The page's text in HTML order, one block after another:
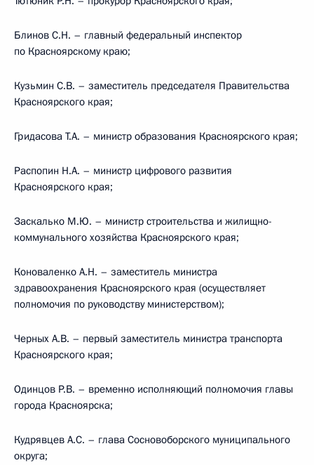
Блинов С.Н. – главный федеральный инспектор
по Красноярскому краю;
Кузьмин С.В. – заместитель председателя Правительства
Красноярского края;
Гридасова Т.А. – министр образования Красноярского края;
Распопин Н.А. – министр цифрового развития
Красноярского края;
Заскалько М.Ю. – министр строительства и жилищно-
коммунального хозяйства Красноярского края;
Коноваленко А.Н. – заместитель министра
здравоохранения Красноярского края (осуществляет
полномочия по руководству министерством);
Черных А.В. – первый заместитель министра транспорта
Красноярского края;
Одинцов Р.В. – временно исполняющий полномочия главы
города Красноярска;
Кудрявцев А.С. – глава Сосновоборского муниципального
округа;